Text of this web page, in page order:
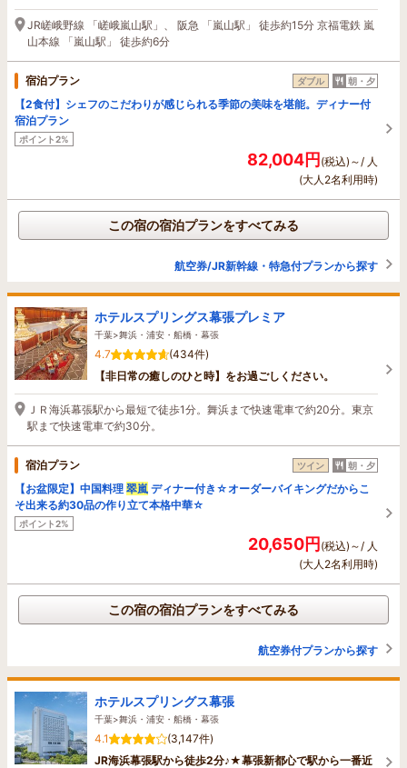
JR嵯峨野線 「嵯峨嵐山駅」、 阪急 「嵐山駅」 徒歩約15分 京福電鉄 嵐
山本線 「嵐山駅」 徒歩約6分
宿泊プラン ダブル 朝・夕
【2食付】シェフのこだわりが感じられる季節の美味を堪能。ディナー付
宿泊プラン
ポイント2%
82,004円(税込)～/ 人
(大人2名利用時)
この宿の宿泊プランをすべてみる
航空券/JR新幹線・特急付プランから探す
ホテルスプリングス幕張プレミア
千葉>舞浜・浦安・船橋・幕張
4.7
(434件)
【非日常の癒しのひと時】をお過ごしください。
ＪＲ海浜幕張駅から最短で徒歩1分。舞浜まで快速電車で約20分。東京
駅まで快速電車で約30分。
宿泊プラン ツイン 朝・夕
【お盆限定】中国料理 翠嵐 ディナー付き☆オーダーバイキングだからこ
そ出来る約30品の作り立て本格中華☆
ポイント2%
20,650円(税込)～/ 人
(大人2名利用時)
この宿の宿泊プランをすべてみる
航空券付プランから探す
ホテルスプリングス幕張
千葉>舞浜・浦安・船橋・幕張
4.1
(3,147件)
JR海浜幕張駅から徒歩2分♪★幕張新都心で駅から一番近